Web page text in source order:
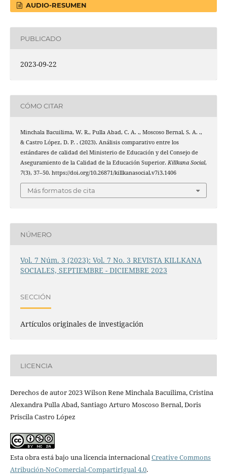
AUDIO-RESUMEN
PUBLICADO
2023-09-22
CÓMO CITAR
Minchala Bacuilima, W. R., Pulla Abad, C. A. ., Moscoso Bernal, S. A. .,
& Castro López, D. P. . (2023). Análisis comparativo entre los
estándares de calidad del Ministerio de Educación y del Consejo de
Aseguramiento de la Calidad de la Educación Superior. Killkana Social,
7(3), 37–50. https://doi.org/10.26871/killkanasocial.v7i3.1406
Más formatos de cita
NÚMERO
Vol. 7 Núm. 3 (2023): Vol. 7 No. 3 REVISTA KILLKANA
SOCIALES, SEPTIEMBRE - DICIEMBRE 2023
SECCIÓN
Artículos originales de investigación
LICENCIA
Derechos de autor 2023 Wilson Rene Minchala Bacuilima, Cristina
Alexandra Pulla Abad, Santiago Arturo Moscoso Bernal, Doris
Priscila Castro López
Esta obra está bajo una licencia internacionalCreative Commons
Atribución-NoComercial-CompartirIgual 4.0.